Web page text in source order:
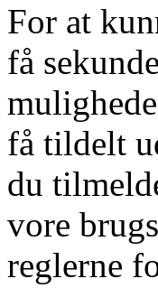
For at
få
få tildelt
du
vore
reglerne